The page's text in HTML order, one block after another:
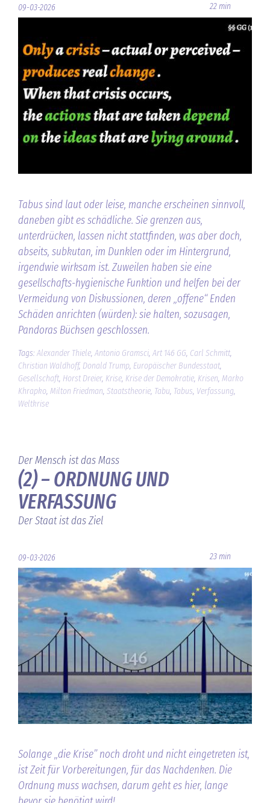
09-03-2026 22 min
Tabus sind laut oder leise, manche erscheinen sinnvoll,
daneben gibt es schädliche. Sie grenzen aus,
unterdrücken, lassen nicht stattfinden, was aber doch,
abseits, subkutan, im Dunklen oder im Hintergrund,
irgendwie wirksam ist. Zuweilen haben sie eine
gesellschafts-hygienische Funktion und helfen bei der
Vermeidung von Diskussionen, deren „offene“ Enden
Schäden anrichten (würden): sie halten, sozusagen,
Pandoras Büchsen geschlossen.
Tags:Alexander Thiele, Antonio Gramsci, Art 146 GG, Carl Schmitt,
Christian Waldhoff, Donald Trump, Europäischer Bundesstaat,
Gesellschaft, Horst Dreier, Krise, Krise der Demokratie, Krisen, Marko
Khrapko, Milton Friedman, Staatstheorie, Tabu, Tabus, Verfassung,
Weltkrise
Der Mensch ist das Mass
(2) – ORDNUNG UND
VERFASSUNG
Der Staat ist das Ziel
09-03-2026 23 min
Solange „die Krise” noch droht und nicht eingetreten ist,
ist Zeit für Vorbereitungen, für das Nachdenken. Die
Ordnung muss wachsen, darum geht es hier, lange